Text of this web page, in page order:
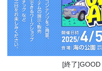
[終了